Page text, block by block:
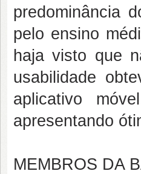
predominância
pelo ensino
haja visto que
usabilidade
aplicativo
apresentando
MEMBROS DA